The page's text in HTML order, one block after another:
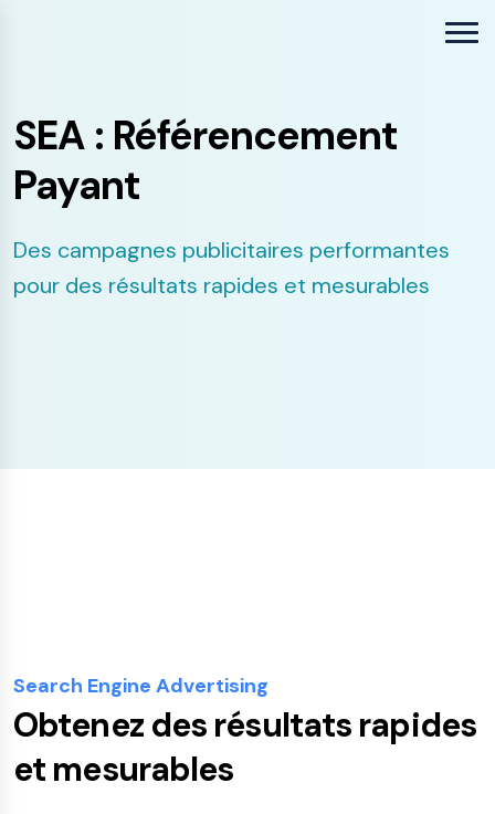
SEA : Référencement
Payant
Des campagnes publicitaires performantes
pour des résultats rapides et mesurables
Search Engine Advertising
Obtenez des résultats rapides
et mesurables